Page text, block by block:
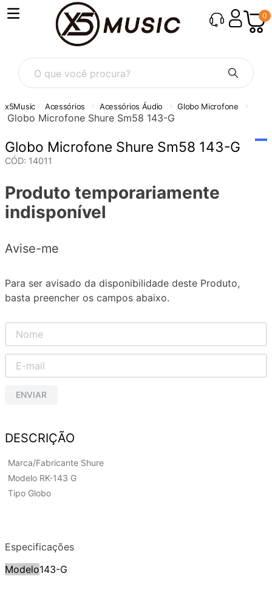
0
O que você procura?
Acessórios Acessórios Áudio Globo Microfone
Globo Microfone Shure Sm58 143-G
Globo Microfone Shure Sm58 143-G
CÓD: 14011
Produto temporariamente
indisponível
Avise-me
Para ser avisado da disponibilidade deste Produto,
basta preencher os campos abaixo.
ENVIAR
DESCRIÇÃO
Marca/Fabricante Shure
Modelo RK-143 G
Tipo Globo
Especificações
Modelo143-G